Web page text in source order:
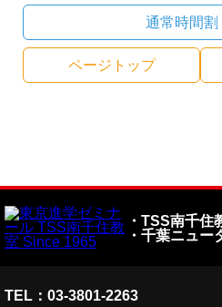
その他の規範を遵守します。
１．個人情報の利用目的を明
内で適正に取り扱います。ま
止、是正に取り組むとともに
す。また、管理・点検の責任
通常時間割
ページトップ
・TSS南千住
・千葉ニュー
TEL：03-3801-2263